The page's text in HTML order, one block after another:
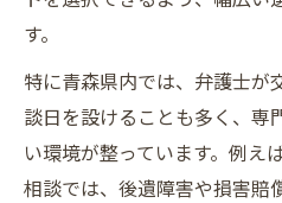
す。
特に青森県内では、弁護士が
談日を設けることも多く、専
い環境が整っています。例え
相談では、後遺障害や損害賠